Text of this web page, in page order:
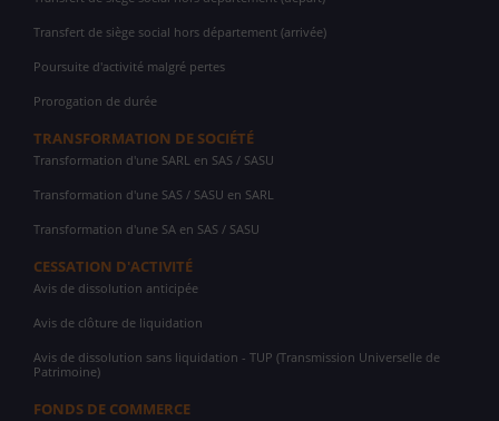
Transfert de siège social hors département (arrivée)
Poursuite d'activité malgré pertes
Prorogation de durée
TRANSFORMATION DE SOCIÉTÉ
Transformation d'une SARL en SAS / SASU
Transformation d'une SAS / SASU en SARL
Transformation d'une SA en SAS / SASU
CESSATION D'ACTIVITÉ
Avis de dissolution anticipée
Avis de clôture de liquidation
Avis de dissolution sans liquidation - TUP (Transmission Universelle de
Patrimoine)
FONDS DE COMMERCE